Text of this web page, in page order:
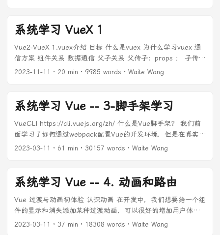
chunk.choices[0].delta: continue delta =
chunk.choices[0].delta # 处理思考过程 if hasattr(delta,
'reasoning_content') and delta.reasoning_content:
reasoning_text = delta.reasoning_content
处理回复内容 elif hasattr(delta, 'content') and
delta.content: if not is_answering: print("\n" + "=" * 20 +
"完整回复" + "=" * 20 + "\n") is_answering = True
content_text = delta.content print(content_text, end='',
f"__a__{content_text}".encode('utf-8', errors='ignore')
{e}") continue except Exception as e: print(f"Error
processing chunk: {e}") yield f"__a__处理响应时发生错误:
{str(e)}".encode('utf-8', errors='ignore') except Exception
as e: print(f"Stream processing error: {e}") yield f"__a__处
errors='ignore') def get_ai_service(provider="huoshan"):
会使你的应用暴露出一些安全漏洞。 而如果使用 Pinia，即使
在小型单页应用中，你也可以获得如下功能： ...
系统学习 VueX 1
Vue2-VueX 1.vuex介绍 目标 什么是vuex 为什么学习vuex 通
信方案 组件关系 数据通信 父子关系 父传子：props ； 子传
父：$emit 非父子关系 vuex (一种组件通信方案) vuex是什么
的方式发生变化 ...
2023-11-11 · 20 min · 9985 words · Waite Wang
系统学习 Vue -- 3-脚手架学习
VueCLI https://cli.vuejs.org/zh/ 什么是Vue脚手架？ 我们前
面学习了如何通过webpack配置Vue的开发环境，但是在真实开
发中我们不可能每一个项目从头来完成 所有的webpack配置，
Vue的脚手架； 脚手架其实是建筑工程中的一个概念，在我们
软件工程中也会将一些帮助我们搭建项目的工具称之为脚手
架； 我们可以通过CLI选择项目的配置和创建出我们的项目；
Vue CLI已经内置了webpack相关的配置，我们不需要从零来配
置； Vue CLI 是一个基于 Vue.js 进行快速开发的完整系统，
2023-03-11 · 61 min · 30157 words · Waite Wang
系统学习 Vue -- 4. 动画和路由
Vue 过渡与动画初体验 认识动画 在开发中，我们想要给一个组
件的显示和消失添加某种过渡动画，可以很好的增加用户体
验： React框架本身并没有提供任何动画相关的API，所以在
2023-03-11 · 37 min · 18308 words · Waite Wang